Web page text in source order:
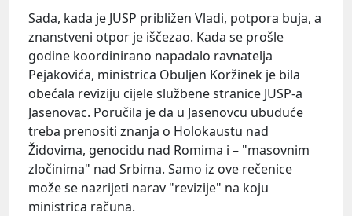
Sada, kada je JUSP približen Vladi, potpora buja, a
znanstveni otpor je iščezao. Kada se prošle
godine koordinirano napadalo ravnatelja
Pejakovića, ministrica Obuljen Koržinek je bila
obećala reviziju cijele službene stranice JUSP-a
Jasenovac. Poručila je da u Jasenovcu ubuduće
treba prenositi znanja o Holokaustu nad
Židovima, genocidu nad Romima i – "masovnim
zločinima" nad Srbima. Samo iz ove rečenice
može se nazrijeti narav "revizije" na koju
ministrica računa.